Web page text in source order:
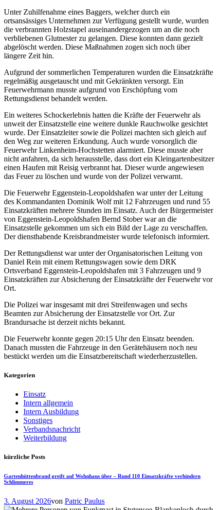
Unter Zuhilfenahme eines Baggers, welcher durch ein
ortsansässiges Unternehmen zur Verfügung gestellt wurde, wurden
die verbrannten Holzstapel auseinandergezogen um an die noch
verbliebenen Glutnester zu gelangen. Diese konnten dann gezielt
abgelöscht werden. Diese Maßnahmen zogen sich noch über
längere Zeit hin.
Aufgrund der sommerlichen Temperaturen wurden die Einsatzkräfte
regelmäßig ausgetauscht und mit Gekränkten versorgt. Ein
Feuerwehrmann musste aufgrund von Erschöpfung vom
Rettungsdienst behandelt werden.
Ein weiteres Schockerlebnis hatten die Kräfte der Feuerwehr als
unweit der Einsatzstelle eine weitere dunkle Rauchwolke gesichtet
wurde. Der Einsatzleiter sowie die Polizei machten sich gleich auf
den Weg zur weiteren Erkundung. Auch wurde vorsorglich die
Feuerwehr Linkenheim-Hochstetten alarmiert. Diese musste aber
nicht anfahren, da sich herausstelle, dass dort ein Kleingartenbesitzer
einen Haufen mit Reisig verbrannt hat. Dieser wurde angewiesen
das Feuer zu löschen und wurde von der Polizei verwarnt.
Die Feuerwehr Eggenstein-Leopoldshafen war unter der Leitung
des Kommandanten Dominik Wolf mit 12 Fahrzeugen und rund 55
Einsatzkräften mehrere Stunden im Einsatz. Auch der Bürgermeister
von Eggenstein-Leopoldshafen Bernd Stober war an die
Einsatzstelle gekommen um sich ein Bild der Lage zu verschaffen.
Der diensthabende Kreisbrandmeister wurde telefonisch informiert.
Der Rettungsdienst war unter der Organisatorischen Leitung von
Daniel Rein mit einem Rettungswagen sowie dem DRK
Ortsverband Eggenstein-Leopoldshafen mit 3 Fahrzeugen und 9
Einsatzkräften zur Absicherung der Einsatzkräfte der Feuerwehr vor
Ort.
Die Polizei war insgesamt mit drei Streifenwagen und sechs
Beamten zur Absicherung der Einsatzstelle vor Ort. Zur
Brandursache ist derzeit nichts bekannt.
Die Feuerwehr konnte gegen 20:15 Uhr den Einsatz beenden.
Danach mussten die Fahrzeuge in den Gerätehäusern noch neu
bestückt werden um die Einsatzbereitschaft wiederherzustellen.
Kategorien
Einsatz
Intern allgemein
Intern Ausbildung
Sonstiges
Verbandsnachricht
Weiterbildung
kürzliche Posts
Gartenhüttenbrand greift auf Wohnhaus über – Rund 110 Einsatzkräfte verhindern
Schlimmeres
3. August 2026von Patric Paulus